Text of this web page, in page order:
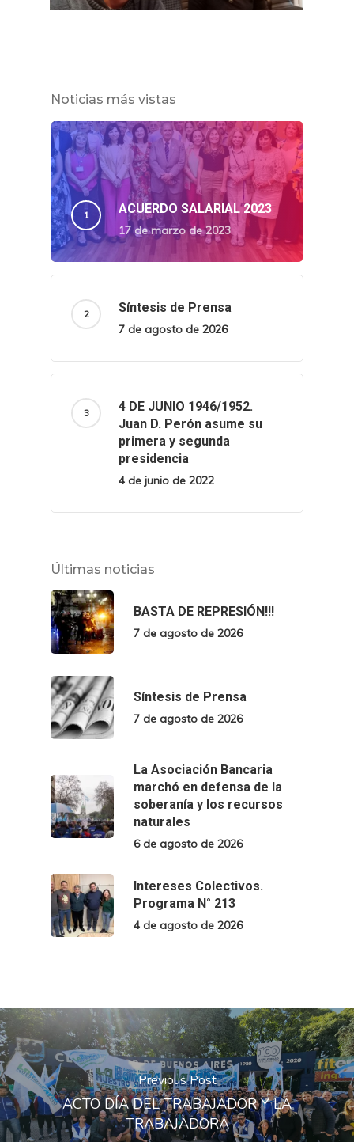
Noticias más vistas
ACUERDO SALARIAL 2023
17 de marzo de 2023
Síntesis de Prensa
7 de agosto de 2026
4 DE JUNIO 1946/1952.
Juan D. Perón asume su
primera y segunda
presidencia
4 de junio de 2022
Últimas noticias
BASTA DE REPRESIÓN!!!
7 de agosto de 2026
Síntesis de Prensa
7 de agosto de 2026
La Asociación Bancaria
marchó en defensa de la
soberanía y los recursos
naturales
6 de agosto de 2026
Intereses Colectivos.
Programa N° 213
4 de agosto de 2026
Previous Post
ACTO DÍA DEL TRABAJADOR Y LA
TRABAJADORA